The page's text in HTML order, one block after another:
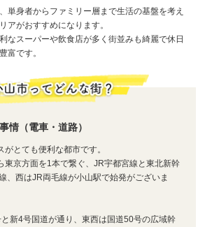
単身者からファミリー層まで生活の基盤を考え
アがおすすめになります。
なスーパーや飲食店が多く街並みも綺麗で休日
富です。
情（電車・道路）
とても便利な都市です。
東京方面を1本で繋ぐ、JR宇都宮線と東北新幹
、西はJR両毛線が小山駅で始発がございま
新4号国道が通り、東西は国道50号の広域幹